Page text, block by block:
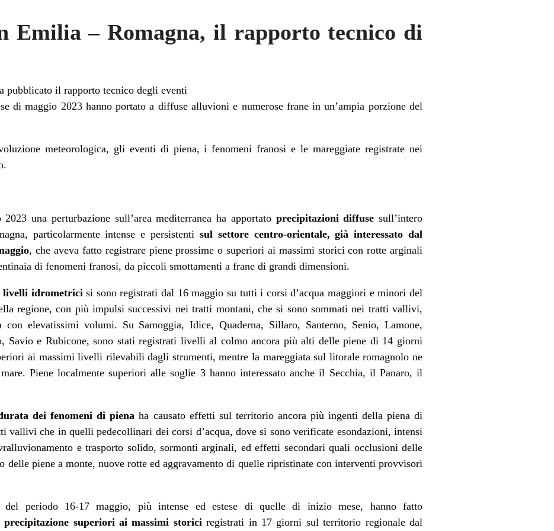
Emilia – Romagna, il rapporto tecnico di
pubblicato il rapporto tecnico degli eventi
di maggio 2023 hanno portato a diffuse alluvioni e numerose frane in un’ampia porzione del
meteorologica, gli eventi di piena, i fenomeni franosi e le mareggiate registrate nei
una perturbazione sull’area mediterranea ha apportato precipitazioni diffuse sull’intero
particolarmente intense e persistenti sul settore centro-orientale, già interessato dal
, che aveva fatto registrare piene prossime o superiori ai massimi storici con rotte arginali
di fenomeni franosi, da piccoli smottamenti a frane di grandi dimensioni.
livelli idrometrici si sono registrati dal 16 maggio su tutti i corsi d’acqua maggiori e minori del
regione, con più impulsi successivi nei tratti montani, che si sono sommati nei tratti vallivi,
con elevatissimi volumi. Su Samoggia, Idice, Quaderna, Sillaro, Santerno, Senio, Lamone,
Savio e Rubicone, sono stati registrati livelli al colmo ancora più alti delle piene di 14 giorni
ai massimi livelli rilevabili dagli strumenti, mentre la mareggiata sul litorale romagnolo ne
Piene localmente superiori alle soglie 3 hanno interessato anche il Secchia, il Panaro, il
dei fenomeni di piena ha causato effetti sul territorio ancora più ingenti della piena di
vallivi che in quelli pedecollinari dei corsi d’acqua, dove si sono verificate esondazioni, intensi
e trasporto solido, sormonti arginali, ed effetti secondari quali occlusioni delle
piene a monte, nuove rotte ed aggravamento di quelle ripristinate con interventi provvisori
del periodo 16-17 maggio, più intense ed estese di quelle di inizio mese, hanno fatto
precipitazione superiori ai massimi storici registrati in 17 giorni sul territorio regionale dal